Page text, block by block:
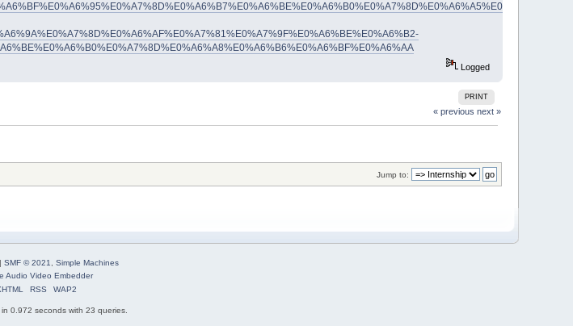
Logged
PRINT
« previous next »
Jump to:
SMF © 2021, Simple Machines
Audio Video Embedder
RSS WAP2
0.972 seconds with 23 queries.